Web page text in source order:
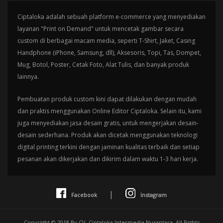
Ciptaloka adalah sebuah platform e-commerce yang menyediakan
layanan "Print on Demand" untuk mencetak gambar secara
custom di berbagai macam media, seperti T-Shirt, Jaket, Casing
Handphone (iPhone, Samsung, dll), Aksesoris, Topi, Tas, Dompet,
Mug, Botol, Poster, Cetak Foto, Alat Tulis, dan banyak produk
lainnya.
Pembuatan produk custom kini dapat dilakukan dengan mudah
dan praktis menggunakan Online Editor Ciptaloka. Selain itu, kami
juga menyediakan jasa desain gratis, untuk mengerjakan desain-
desain sederhana. Produk akan dicetak menggunakan teknologi
digital printing terkini dengan jaminan kualitas terbaik dan setiap
pesanan akan dikerjakan dan dikirim dalam waktu 1-3 hari kerja.
Facebook | Instagram